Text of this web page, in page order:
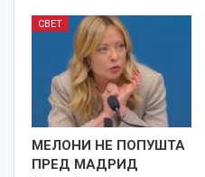
СВЕТ
МЕЛОНИ НЕ ПОПУШТА
ПРЕД МАДРИД